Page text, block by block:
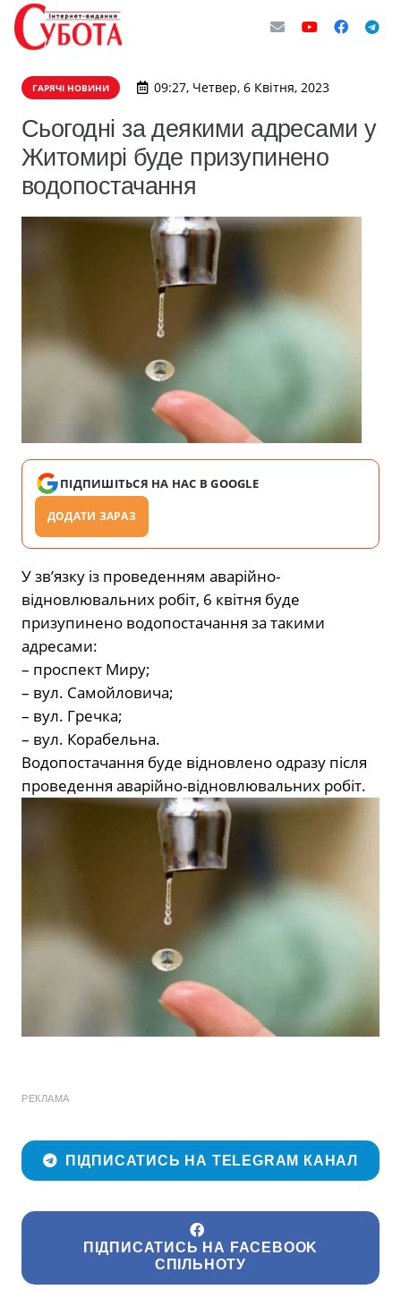
ГАРЯЧІ НОВИНИ 09:27, Четвер, 6 Квітня, 2023
Сьогодні за деякими адресами у
Житомирі буде призупинено
водопостачання
ПІДПИШІТЬСЯ НА НАС В GOOGLE
ДОДАТИ ЗАРАЗ
У зв’язку із проведенням аварійно-
відновлювальних робіт, 6 квітня буде
призупинено водопостачання за такими
адресами:
– проспект Миру;
– вул. Самойловича;
– вул. Гречка;
– вул. Корабельна.
Водопостачання буде відновлено одразу після
проведення аварійно-відновлювальних робіт.
РЕКЛАМА
ПІДПИСАТИСЬ НА TELEGRAM КАНАЛ
ПІДПИСАТИСЬ НА FACEBOOK
СПІЛЬНОТУ